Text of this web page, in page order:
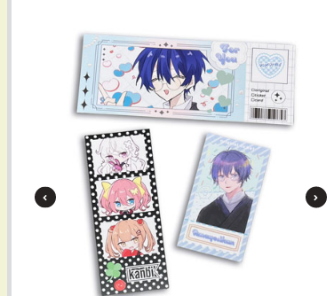
オプション一覧 特殊紙一覧 セット比較表
シール帳台紙（8枚セット）
もっと見る